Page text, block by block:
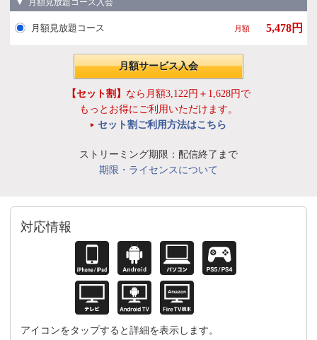
▼ 月額見放題コース入会
月額見放題コース 月額 5,478円
月額サービス入会
【セット割】 なら月額3,122円＋1,628円で
もっとお得にご利用いただけます。
セット割ご利用方法はこちら
ストリーミング期限：配信終了まで
期限・ライセンスについて
対応情報
アイコンをタップすると詳細を表示します。